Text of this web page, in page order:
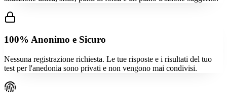
100% Anonimo e Sicuro
Nessuna registrazione richiesta. Le tue risposte e i risultati del tuo
test per l'anedonia sono privati e non vengono mai condivisi.